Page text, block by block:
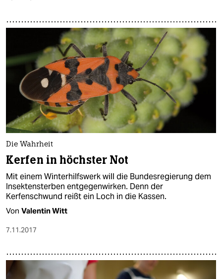
Die Wahrheit
Kerfen in höchster Not
Mit einem Winterhilfswerk will die Bundesregierung dem
Insektensterben entgegenwirken. Denn der
Kerfenschwund reißt ein Loch in die Kassen.
Von Valentin Witt
7.11.2017